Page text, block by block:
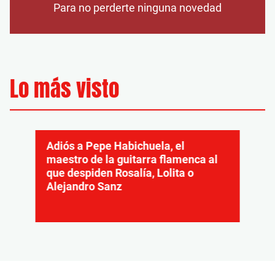
Para no perderte ninguna novedad
Lo más visto
Adiós a Pepe Habichuela, el
maestro de la guitarra flamenca al
que despiden Rosalía, Lolita o
Alejandro Sanz